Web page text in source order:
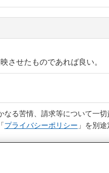
させたものであれば良い。
る苦情、請求等について一
プライバシーポリシー 」を別